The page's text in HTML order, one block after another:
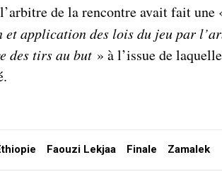
de la rencontre avait fait une
application des lois du jeu par
des tirs au but » à l’issue de
Faouzi Lekjaa Finale Zamalek